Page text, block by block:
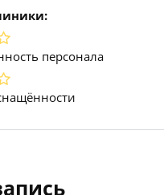
персонала